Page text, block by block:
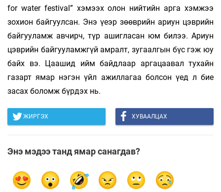
for water festival” хэмээх олон нийтийн арга хэмжээ
зохион байгуулсан. Энэ үеэр зөөврийн ариун цэврийн
байгууламж авчирч, түр ашигласан юм билээ. Ариун
цэврийн байгууламжгүй амралт, зугаалгын бүс гэж юу
байх вэ. Цаашид ийм байдлаар аргацаавал тухайн
газарт ямар нэгэн үйл ажиллагаа болсон үед л бие
засах боломж бүрдэх нь.
ЖИРГЭХ ХУВААЛЦАХ
Энэ мэдээ танд ямар санагдав?